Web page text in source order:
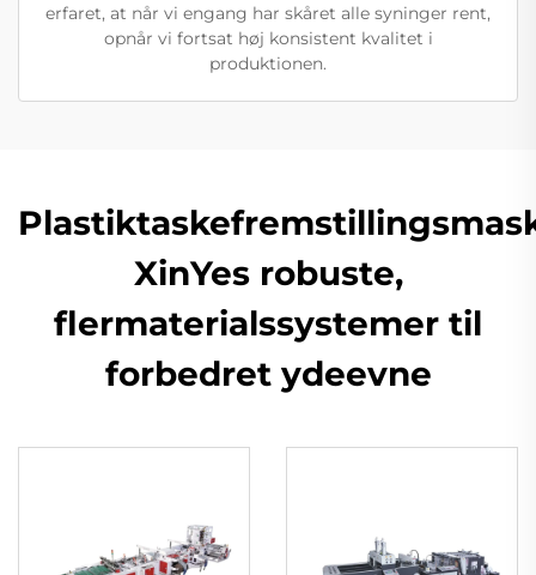
erfaret, at når vi engang har skåret alle syninger rent,
opnår vi fortsat høj konsistent kvalitet i
produktionen.
XinYes robuste,
flermaterialssystemer til
forbedret ydeevne